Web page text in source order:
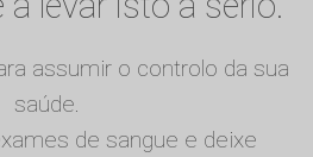
assumir o controlo da sua
saúde.
de sangue e deixe